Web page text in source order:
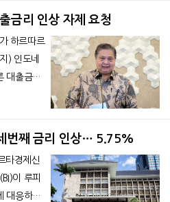
로 지목됐
금리 인상 자제 요청
하르따르
네
대출금리
에 중소
책 사업의
경제조정
번째 금리 인상… 5.75%
타경제신
이 루피
대응하기